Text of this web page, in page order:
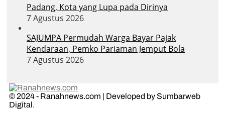
Padang, Kota yang Lupa pada Dirinya
7 Agustus 2026
SAJUMPA Permudah Warga Bayar Pajak
Kendaraan, Pemko Pariaman Jemput Bola
7 Agustus 2026
© 2024 - Ranahnews.com | Developed by Sumbarweb
Digital.